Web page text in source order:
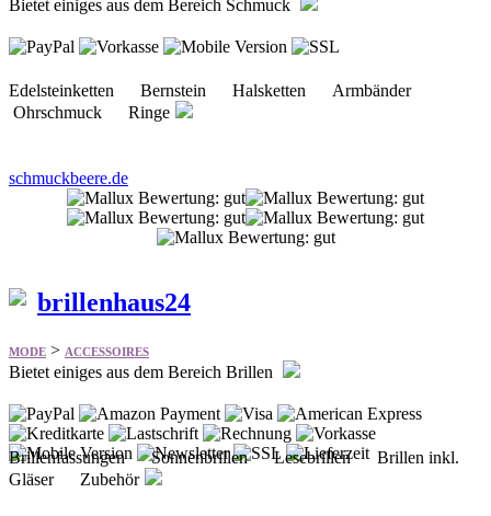
Bietet einiges aus dem Bereich Schmuck
Edelsteinketten Bernstein Halsketten Armbänder
Ohrschmuck Ringe
schmuckbeere.de
brillenhaus24
MODE > ACCESSOIRES
Bietet einiges aus dem Bereich Brillen
Brillenfassungen Sonnenbrillen Lesebrillen Brillen inkl.
Gläser Zubehör